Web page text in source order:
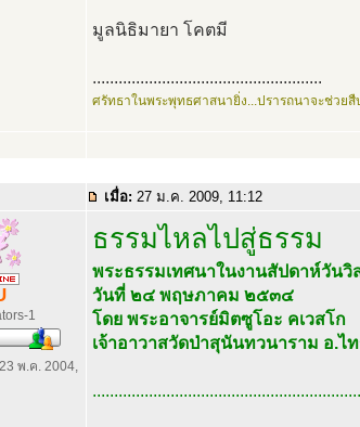
มูลนิธิมายา โคตมี
.....................................................
ศรัทธาในพระพุทธศาสนายิ่ง...ปรารถนาจะช่วย
เมื่อ: 27 ม.ค. 2009, 11:12
1
23 พ.ค. 2004,
ธรรมไหลไปสู่ธรรม
พระธรรมเทศนาในงานสัปดาห์วัน
วันที่ ๒๔ พฤษภาคม ๒๕๓๔
โดย พระอาจารย์มิตซูโอะ คเวสโก
เจ้าอาวาสวัดป่าสุนันทวนาราม อ.
..............................................................